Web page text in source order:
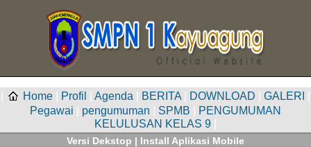
Home Profil Agenda BERITA DOWNLOAD GALERI
Pegawai
pengumuman SPMB
PENGUMUMAN
KELULUSAN KELAS 9
Versi Dekstop | Install Aplikasi Mobile